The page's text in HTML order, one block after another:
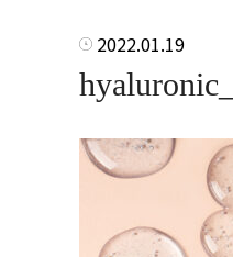
2022.01.19